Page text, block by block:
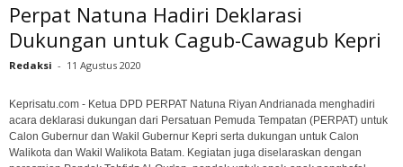
Perpat Natuna Hadiri Deklarasi
Dukungan untuk Cagub-Cawagub Kepri
Redaksi - 11 Agustus 2020
Keprisatu.com - Ketua DPD PERPAT Natuna Riyan Andrianada menghadiri
acara deklarasi dukungan dari Persatuan Pemuda Tempatan (PERPAT) untuk
Calon Gubernur dan Wakil Gubernur Kepri serta dukungan untuk Calon
Walikota dan Wakil Walikota Batam. Kegiatan juga diselaraskan dengan